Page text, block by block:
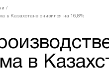
/
в Казахстане снизился на 16,8%
в